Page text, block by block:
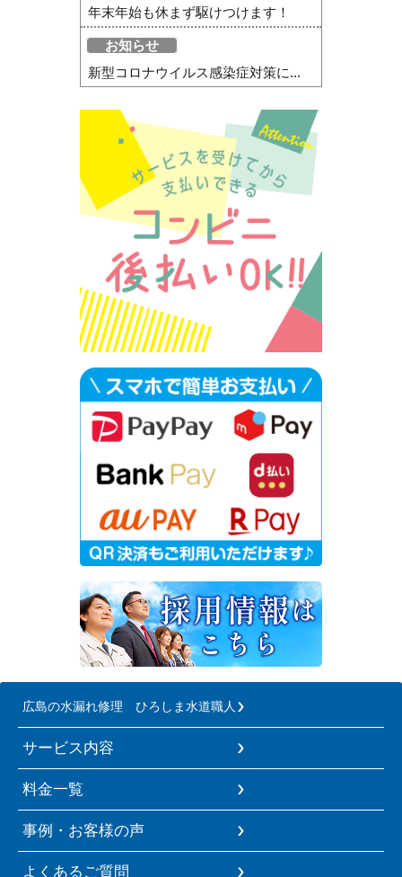
年末年始も休まず駆けつけます！
お知らせ
新型コロナウイルス感染症対策に...
広島の水漏れ修理 ひろしま水道職人
サービス内容
料金一覧
事例・お客様の声
よくあるご質問